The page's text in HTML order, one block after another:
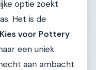
optie zoekt
Het is de
Kies voor Pottery
een uniek
aan ambacht